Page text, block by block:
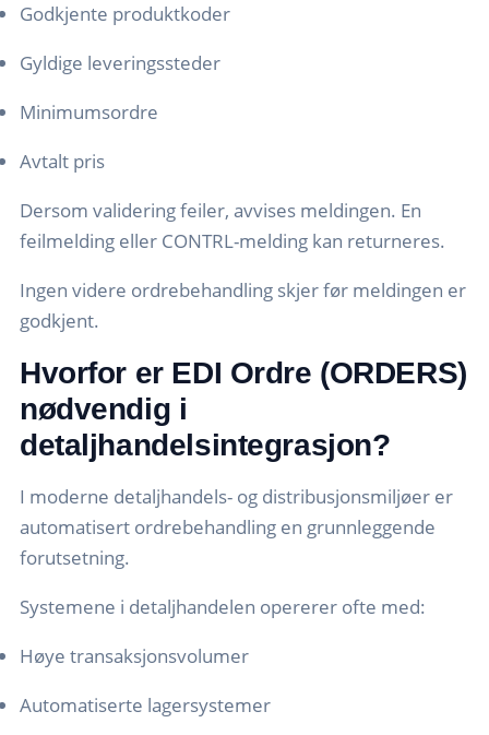
Godkjente produktkoder
Gyldige leveringssteder
Minimumsordre
Avtalt pris
Dersom validering feiler, avvises meldingen. En
feilmelding eller CONTRL-melding kan returneres.
Ingen videre ordrebehandling skjer før meldingen er
godkjent.
Hvorfor er EDI Ordre (ORDERS)
nødvendig i
detaljhandelsintegrasjon?
I moderne detaljhandels- og distribusjonsmiljøer er
automatisert ordrebehandling en grunnleggende
forutsetning.
Systemene i detaljhandelen opererer ofte med:
Høye transaksjonsvolumer
Automatiserte lagersystemer